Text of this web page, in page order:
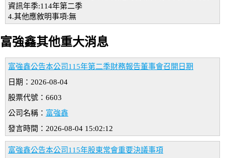
資訊年季:114年第二季
4.其他應敘明事項:無
富強鑫其他重大消息
富強鑫公告本公司115年第二季財務報告董事會召開日期
日期：2026-08-04
股票代號：6603
公司名稱： 富強鑫
發言時間：2026-08-04 15:02:12
富強鑫公告本公司115年股東常會重要決議事項